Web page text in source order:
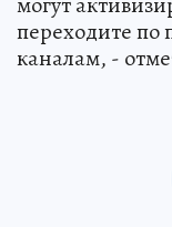
переходите по
каналам, -